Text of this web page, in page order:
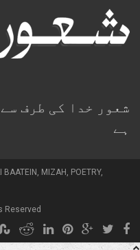
شعور خدا کی طرف
ہے
BAATEIN , MIZAH , POETRY,
Reserved